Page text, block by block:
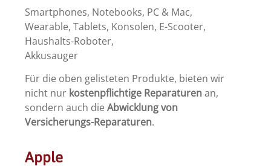
Smartphones, Notebooks, PC & Mac,
Wearable, Tablets, Konsolen, E-Scooter,
Haushalts-Roboter,
Akkusauger
Für die oben gelisteten Produkte, bieten wir
nicht nur kostenpflichtige Reparaturenan,
sondern auch dieAbwicklung von
Versicherungs-Reparaturen.
Apple